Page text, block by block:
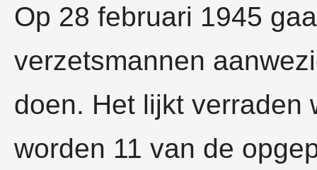
Op 28 februari 1945
verzetsmannen
doen. Het lijkt verraden
worden 11 van de